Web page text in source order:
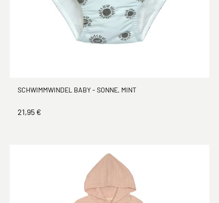
SCHWIMMWINDEL BABY - SONNE, MINT
21,95 €